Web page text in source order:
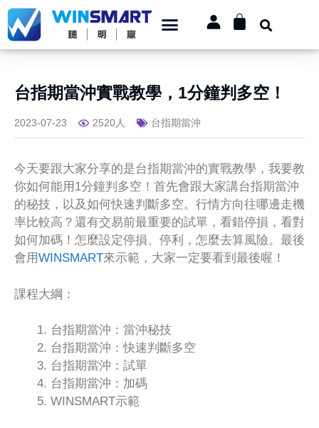
台指期當沖實戰教學，1分鐘判多空！
2023-07-23 2520人 台指期當沖
今天要跟大家分享的是台指期當沖的實戰教學，我要教
你如何能用1分鐘判多空！首先會跟大家講台指期當沖
的秘技，以及如何快速判斷多空。行情方向往哪邊走機
率比較高？還有交易前最重要的試單，看錯停損，看對
如何加碼！怎麼設定停損、停利，怎麼去算風險。最後
會用WINSMART來示範，大家一定要看到最後喔！
課程大綱：
台指期當沖：當沖秘技
台指期當沖：快速判斷多空
台指期當沖：試單
台指期當沖：加碼
WINSMART示範